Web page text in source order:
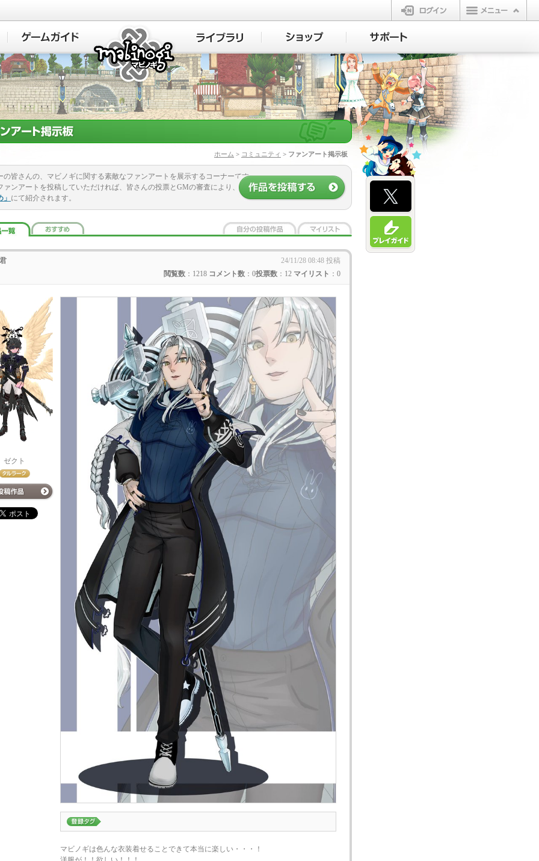
ログイン
マビノギ
ホーム > コミュニティ > ファンアート掲示板
の皆さんの、マビノギに関する素敵なファンアートを展示するコーナーです。
ァンアートを投稿していただければ、皆さんの投票とGMの審査により、
にて紹介されます。
24/11/28 08:48 投稿
閲覧数 ：1218 コメント数 ：0投票数 ：12 マイリスト ：0
ゼクト
マビノギは色んな衣装着せることできて本当に楽しい・・・！